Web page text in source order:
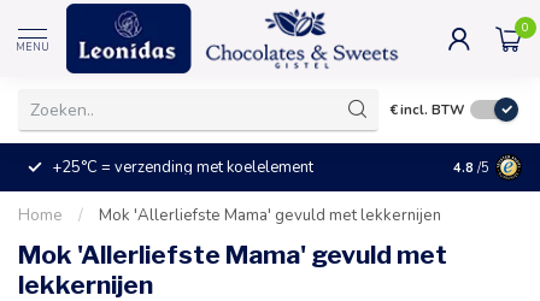
MENU
0
€incl. BTW
+25°C = verzending met koelelement Kleine
4.8 /5
Home / Mok 'Allerliefste Mama' gevuld met lekkernijen
Mok 'Allerliefste Mama' gevuld met
lekkernijen